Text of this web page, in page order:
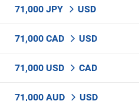
71,000 JPY USD
71,000 CAD USD
71,000 USD CAD
71,000 AUD USD